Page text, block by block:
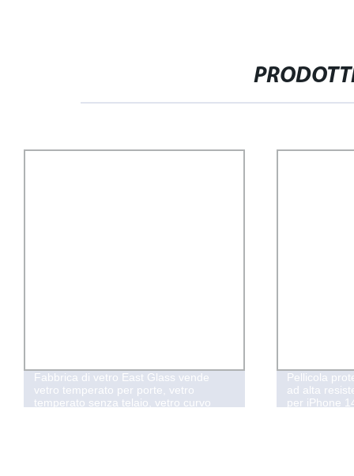
Fabbrica di vetro East Glass vende
vetro temperato per porte, vetro
temperato senza telaio, vetro curvo
Pellicola
ad alta
per iPhone